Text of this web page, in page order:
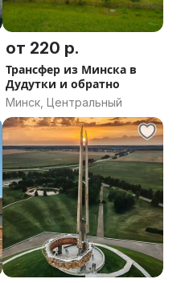
от 220 р.
Трансфер из Минска в
Дудутки и обратно
Минск, Центральный